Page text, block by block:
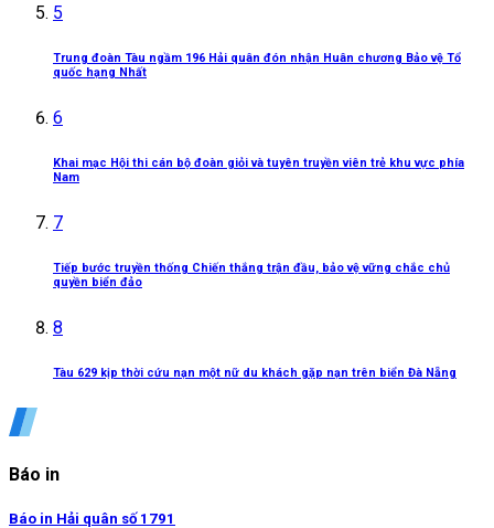
5
Trung đoàn Tàu ngầm 196 Hải quân đón nhận Huân chương Bảo vệ Tổ
quốc hạng Nhất
6
Khai mạc Hội thi cán bộ đoàn giỏi và tuyên truyền viên trẻ khu vực phía
Nam
7
Tiếp bước truyền thống Chiến thắng trận đầu, bảo vệ vững chắc chủ
quyền biển đảo
8
Tàu 629 kịp thời cứu nạn một nữ du khách gặp nạn trên biển Đà Nẵng
Báo in
Báo in Hải quân số 1791